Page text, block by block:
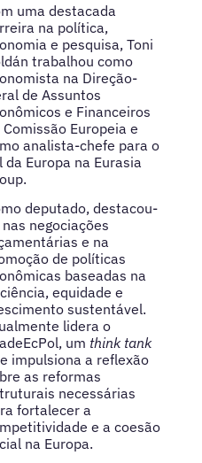
uma destacada
na política,
e pesquisa, Toni
trabalhou como
na Direção-
de Assuntos
e Financeiros
Comissão Europeia e
analista-chefe para o
da Europa na Eurasia
deputado, destacou-
negociações
e na
de políticas
baseadas na
equidade e
sustentável.
lidera o
um think tank
impulsiona a reflexão
as reformas
necessárias
fortalecer a
e a coesão
na Europa.